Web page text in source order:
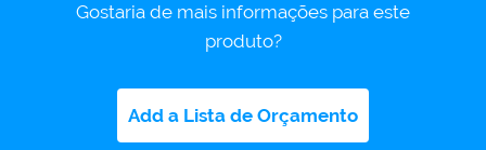
Gostaria de mais informações para este
produto?
Add a Lista de Orçamento